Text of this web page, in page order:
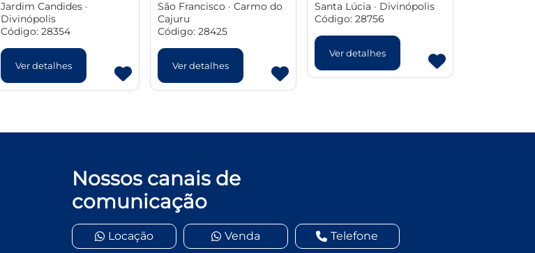
Jardim Candides ·
Divinópolis
Código: 28354
Ver detalhes
São Francisco · Carmo do
Cajuru
Código: 28425
Ver detalhes
Santa Lúcia · Divinópolis
Código: 28756
Ver detalhes
Nossos canais de
comunicação
Locação Venda Telefone